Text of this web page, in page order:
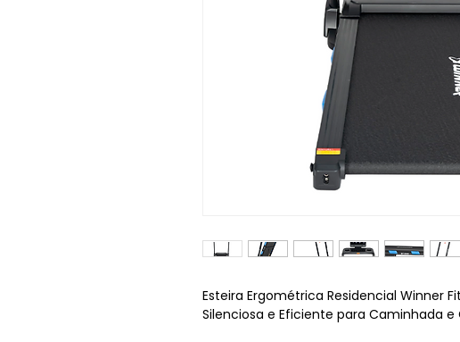
Esteira Ergométrica Residencial Winner
Silenciosa e Eficiente para Caminhada e